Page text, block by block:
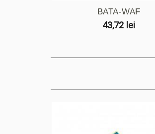
BATA-WAF
43,72 lei